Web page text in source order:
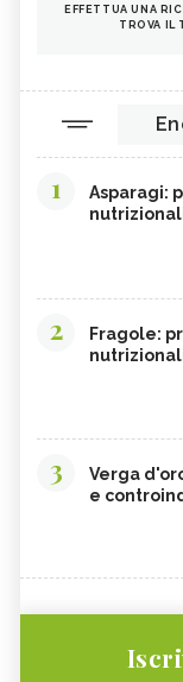
EFFETTUA UNA
TROVA IL
1
Asparagi:
2
Fragole:
3
Verga
e